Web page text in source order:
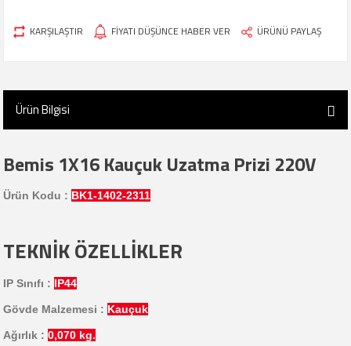
KARŞILAŞTIR FİYATI DÜŞÜNCE HABER VER ÜRÜNÜ PAYLAŞ
Ürün Bilgisi
Bemis 1X16 Kauçuk Uzatma Prizi 220V
Ürün Kodu : BK1-1402-2311
TEKNİK ÖZELLİKLER
IP Sınıfı : IP44
Gövde Malzemesi : Kauçuk
Ağırlık : 0,070 kg.